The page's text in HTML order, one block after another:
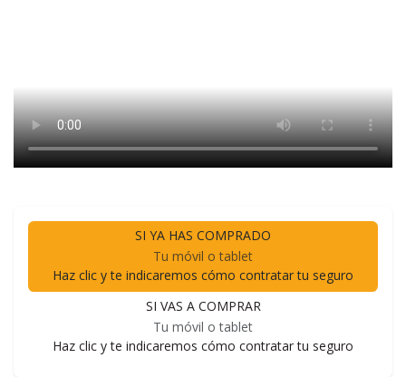
SI YA HAS COMPRADO
Tu móvil o tablet
Haz clic y te indicaremos cómo contratar tu seguro
SI VAS A COMPRAR
Tu móvil o tablet
Haz clic y te indicaremos cómo contratar tu seguro